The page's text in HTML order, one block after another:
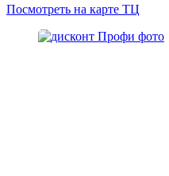
Посмотреть на карте ТЦ